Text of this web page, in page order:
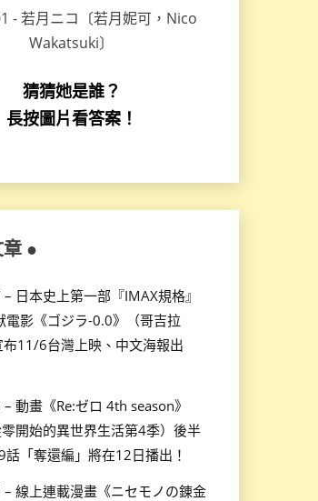
猜猜她是誰？
長按圖片看答案！
●
日本史上第一部『IMAX規格』
電影《ゴジラ-0.0》（哥吉拉
11/6台灣上映、中文海報出
動畫《Re:ゼロ 4th season》
零開始的異世界生活第4季）後半
「奪還編」將在12日播出！
線上連載漫畫《ニセモノの錬金